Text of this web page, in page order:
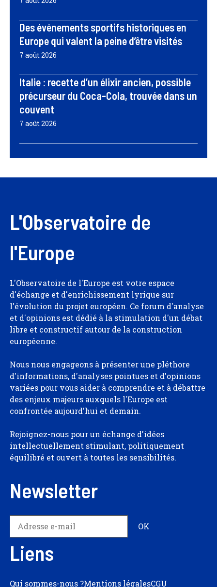
Des événements sportifs historiques en
Europe qui valent la peine d’être visités
7 août 2026
Italie : recette d’un élixir ancien, possible
précurseur du Coca-Cola, trouvée dans un
couvent
7 août 2026
L'Observatoire de
l'Europe
L'Observatoire de l'Europe est votre espace
d'échange et d'enrichissement lyrique sur
l'évolution du projet européen. Ce forum d'analyse
et d'opinions est dédié à la stimulation d'un débat
libre et constructif autour de la construction
européenne.
Nous nous engageons à présenter une pléthore
d'informations, d'analyses pointues et d'opinions
variées pour vous aider à comprendre et à débattre
des enjeux majeurs auxquels l'Europe est
confrontée aujourd'hui et demain.
Rejoignez-nous pour un échange d'idées
intellectuellement stimulant, politiquement
équilibré et ouvert à toutes les sensibilités.
Newsletter
Liens
Qui sommes-nous ?Mentions légalesCGU